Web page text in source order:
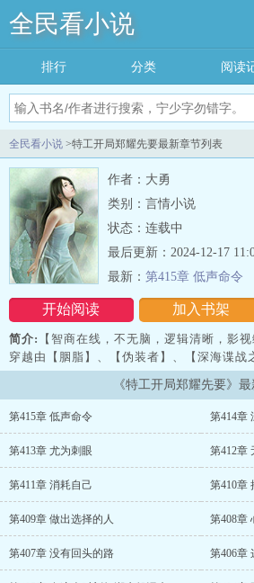
全民看小说
排行 分类 阅读
全民看小说 >特工开局郑耀先要最新章节列表
作者：大勇
类别：言情小说
状态：连载中
开始阅读 加入书架
最后更新：2024-12-17
最新： 第415章 低声命令
简介:
【智商在线，不无脑，逻辑清晰，影
穿越由【胭脂】、【伪装者】、【深海谍战
桃】、【风筝】、【风声】、【渗透】、【
成的全新世界。开局成为被军事委员会开除
眼睛能看到别人看不到的身份属性。意外识
丧胆的特工——代号砒霜！郑耀先：苏铭真
看来我真是老了！王天风：别人叫我疯子，
正的疯子！特高课：苏先生是大日本帝国最
建立这种良好的关系。尚公馆：我怀疑苏铭
他，我能怎么办？【稳定更新，跪求大力支
《特工开局郑耀先要》
第415章 低声命令 第414章
第413章 尤为刺眼 第412章
第411章 消耗自己 第410章
第409章 做出选择的人 第408章
第407章 没有回头的路 第406章